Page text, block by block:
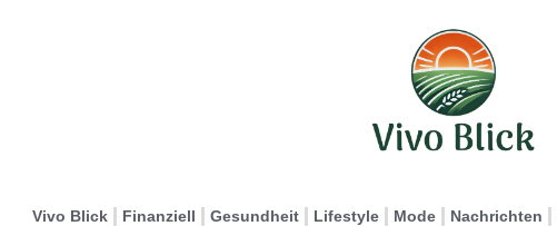
Vivo Blick Finanziell Gesundheit Lifestyle Mode Nachrichten